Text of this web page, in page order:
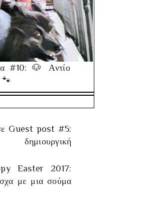
#10: 🐶 Αντίο
🐾
Guest post #5:
δημιουργική
Easter 2017:
με μια σούμα